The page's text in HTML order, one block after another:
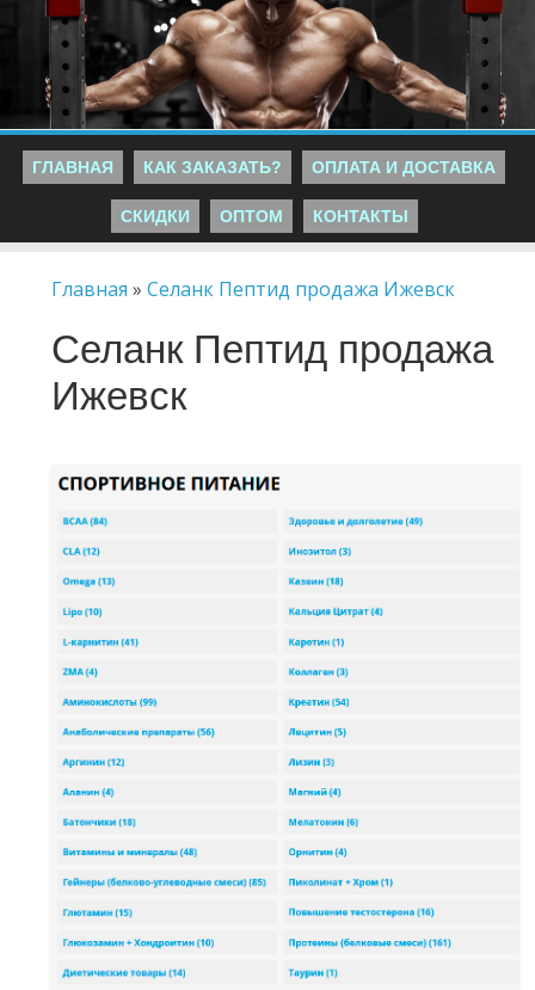
ГЛАВНАЯ КАК ЗАКАЗАТЬ? ОПЛАТА И ДОСТАВКА
СКИДКИ ОПТОМ КОНТАКТЫ
Главная »Селанк Пептид продажа Ижевск
Селанк Пептид продажа
Ижевск